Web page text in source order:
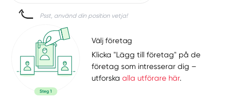
Psst, använd din position vetja!
Välj företag
Klicka "Lägg till företag" på de
företag som intresserar dig –
utforskaalla utförare här.